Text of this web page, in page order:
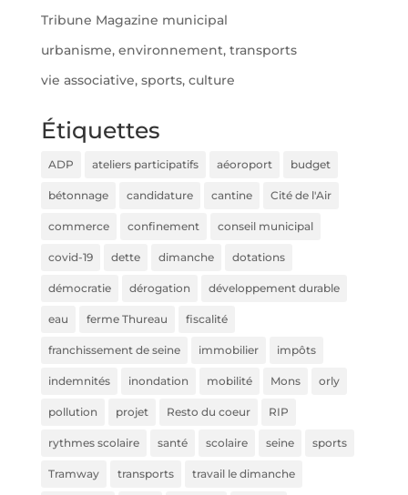
Tribune Magazine municipal
urbanisme, environnement, transports
vie associative, sports, culture
Étiquettes
ADP ateliers participatifs aéoroport budget
bétonnage candidature cantine Cité de l'Air
commerce confinement conseil municipal
covid-19 dette dimanche dotations
démocratie dérogation développement durable
eau ferme Thureau fiscalité
franchissement de seine immobilier impôts
indemnités inondation mobilité Mons orly
pollution projet Resto du coeur RIP
rythmes scolaire santé scolaire seine sports
Tramway transports travail le dimanche